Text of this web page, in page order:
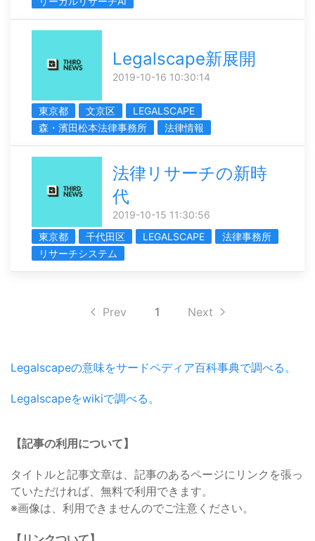
Legalscape新展開
2019-10-16 10:30:14
東京都 文京区
LEGALSCAPE
森・濱田松本法律事務所
法律情報
法律リサーチの新時
代
2019-10-15 11:30:56
東京都
千代田区 LEGALSCAPE
法律事務所
リサーチシステム
Prev 1 Next
Legalscapeの意味をサードペディア百科事典で調べる。
Legalscapeをwikiで調べる。
【記事の利用について】
タイトルと記事文章は、記事のあるページにリンクを張っ
ていただければ、無料で利用できます。
※画像は、利用できませんのでご注意ください。